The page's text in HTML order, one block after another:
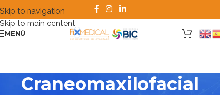
Skip to navigation
Skip to main content
MENÚ
Craneomaxilofacial